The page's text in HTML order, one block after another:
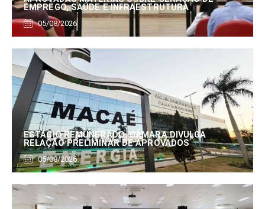
EMPREGO, SAÚDE E INFRAESTRUTURA
05/08/2026
ESTÁGIO REMUNERADO: CÂMARA DIVULGA
RELAÇÃO PRELIMINAR DE APROVADOS
05/08/2026